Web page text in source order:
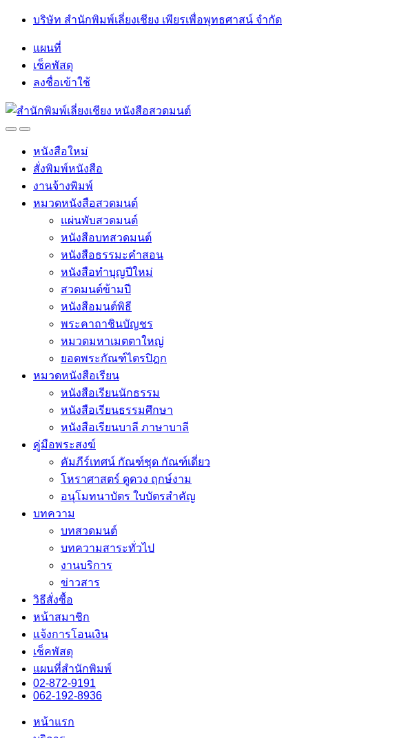
Skip
navigation
Skip
บริษัท สำนักพิมพ์เลี่ยงเชียง เพียรเพื่อพุทธศาสน์ จำกัด
แผนที่
เช็คพัสดุ
ลงชื่อเข้าใช้
OpenClose
หนังสือใหม่
สั่งพิมพ์หนังสือ
งานจ้างพิมพ์
หมวดหนังสือสวดมนต์
แผ่นพับสวดมนต์
หนังสือบทสวดมนต์
หนังสือธรรมะคำสอน
หนังสือทำบุญปีใหม่
สวดมนต์ข้ามปี
หนังสือมนต์พิธี
พระคาถาชินบัญชร
หมวดมหาเมตตาใหญ่
ยอดพระกัณฑ์ไตรปิฎก
หมวดหนังสือเรียน
หนังสือเรียนนักธรรม
หนังสือเรียนธรรมศึกษา
หนังสือเรียนบาลี ภาษาบาลี
คู่มือพระสงฆ์
คัมภีร์เทศน์ กัณฑ์ชุด กัณฑ์เดี่ยว
โหราศาสตร์ ดูดวง ฤกษ์งาม
อนุโมทนาบัตร ใบบัตรสำคัญ
บทความ
บทสวดมนต์
บทความสาระทั่วไป
งานบริการ
ข่าวสาร
วิธีสั่งซื้อ
หน้าสมาชิก
แจ้งการโอนเงิน
เช็คพัสดุ
แผนที่สำนักพิมพ์
02-872-9191
062-192-8936
หน้าแรก